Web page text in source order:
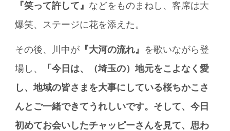
『笑って許して』 などをものまねし、客席は大
爆笑、ステージに花を添えた。
その後、川中が 『大河の流れ』 を歌いながら登
場し、
「今日は、（埼玉の）地元をこよなく愛
し、地域の皆さまを大事にしている桜ちかこさ
んとご一緒できてうれしいです。そして、今日
初めてお会いしたチャッピーさんを見て、思わ